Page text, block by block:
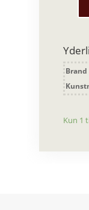
top
(S/M)
antal
Brand
Kun 1